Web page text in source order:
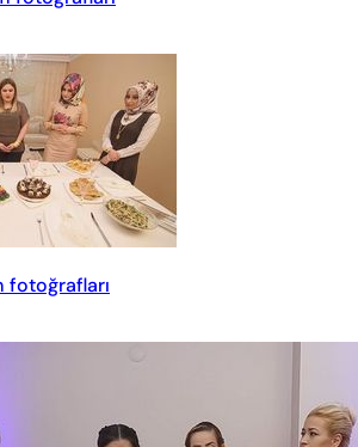
fotoğrafları